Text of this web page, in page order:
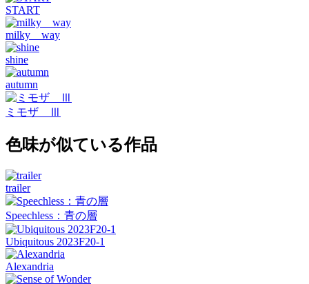
START
milky way
shine
autumn
ミモザ Ⅲ
色味が似ている作品
trailer
Speechless：青の層
Ubiquitous 2023F20-1
Alexandria